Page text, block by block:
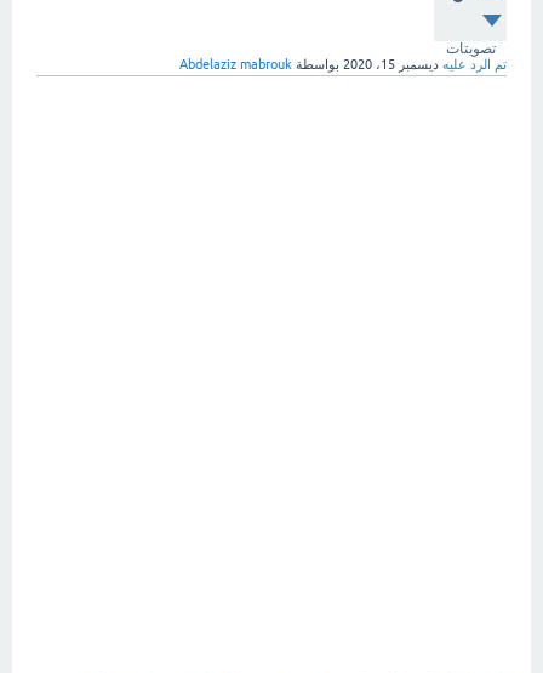
تصويتات
تم الرد عليه ديسمبر 15، 2020 بواسطة Abdelaziz mabrouk